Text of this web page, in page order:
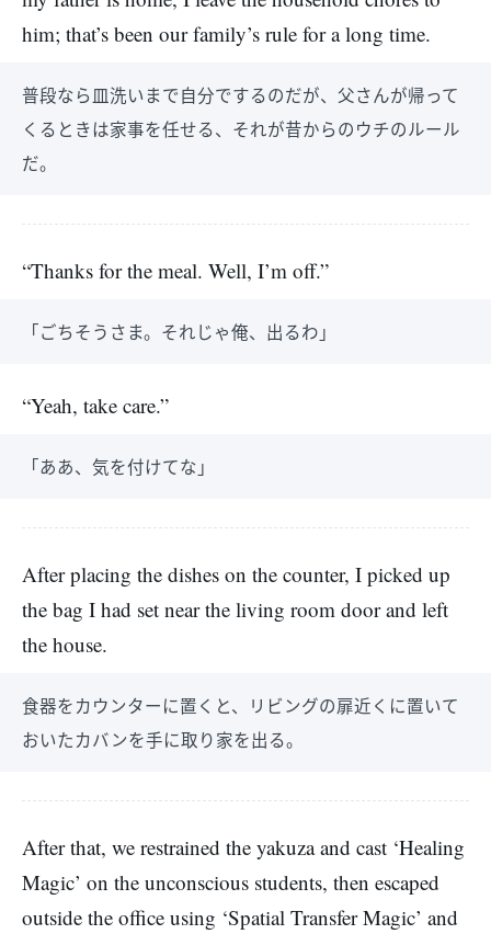
him; that’s been our family’s rule for a long time.
普段なら皿洗いまで自分でするのだが、父さんが帰って
くるときは家事を任せる、それが昔からのウチのルール
だ。
“Thanks for the meal. Well, I’m off.”
「ごちそうさま。それじゃ俺、出るわ」
“Yeah, take care.”
「ああ、気を付けてな」
After placing the dishes on the counter, I picked up
the bag I had set near the living room door and left
the house.
食器をカウンターに置くと、リビングの扉近くに置いて
おいたカバンを手に取り家を出る。
After that, we restrained the yakuza and cast ‘Healing
Magic’ on the unconscious students, then escaped
outside the office using ‘Spatial Transfer Magic’ and